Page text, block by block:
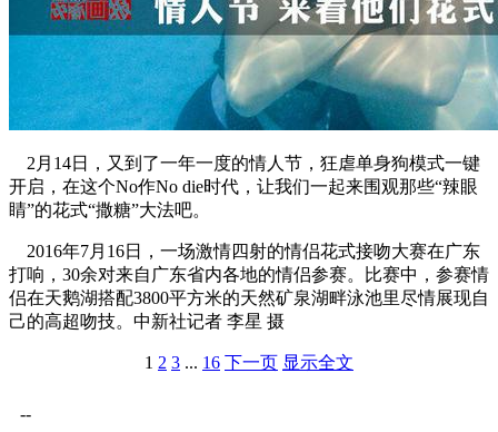
2月14日，又到了一年一度的情人节，狂虐单身狗模式一键
开启，在这个No作No die时代，让我们一起来围观那些“辣眼
睛”的花式“撒糖”大法吧。
2016年7月16日，一场激情四射的情侣花式接吻大赛在广东
打响，30余对来自广东省内各地的情侣参赛。比赛中，参赛情
侣在天鹅湖搭配3800平方米的天然矿泉湖畔泳池里尽情展现自
己的高超吻技。中新社记者 李星 摄
1 2 3 ... 16 下一页 显示全文
--